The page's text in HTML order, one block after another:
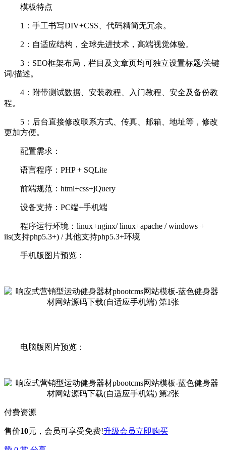
模板特点
1：手工书写DIV+CSS、代码精简无冗余。
2：自适应结构，全球先进技术，高端视觉体验。
3：SEO框架布局，栏目及文章页均可独立设置标题/关键
词/描述。
4：附带测试数据、安装教程、入门教程、安全及备份教
程。
5：后台直接修改联系方式、传真、邮箱、地址等，修改
更加方便。
配置需求：
语言程序：PHP + SQLite
前端规范：html+css+jQuery
设备支持：PC端+手机端
程序运行环境：linux+nginx/ linux+apache / windows +
iis(支持php5.3+) / 其他支持php5.3+环境
手机版图片预览：
电脑版图片预览：
付费资源
售价10元 ，会员可享受免费!升级会员立即购买